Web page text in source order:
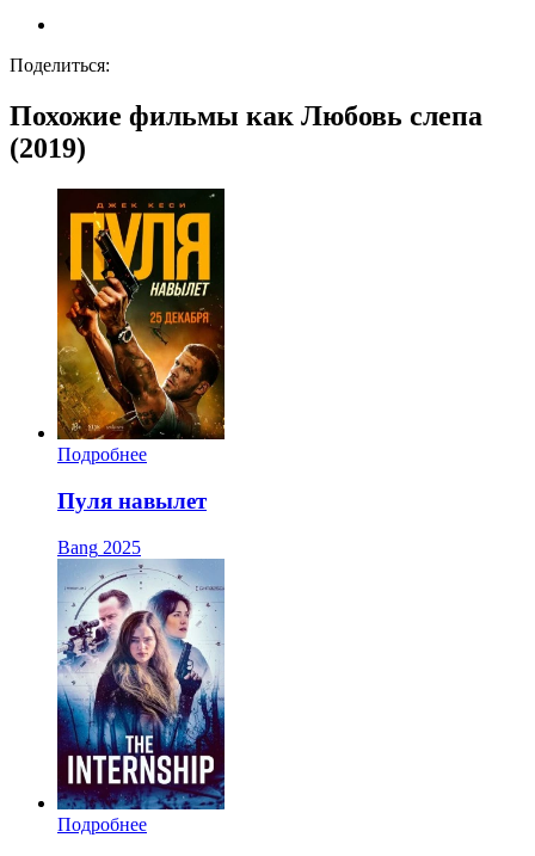
Поделиться:
Похожие фильмы как Любовь слепа
(2019)
Подробнее
Пуля навылет
Bang 2025
Подробнее